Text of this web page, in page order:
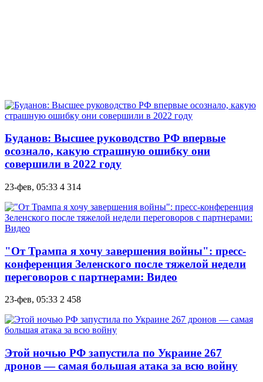
Буданов: Высшее руководство РФ впервые
осознало, какую страшную ошибку они
совершили в 2022 году
23-фев, 05:33 4 314
"От Трампа я хочу завершения войны": пресс-
конференция Зеленского после тяжелой недели
переговоров с партнерами: Видео
23-фев, 05:33 2 458
Этой ночью РФ запустила по Украине 267
дронов — самая большая атака за всю войну